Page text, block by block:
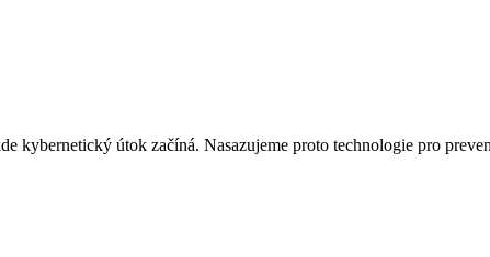
kybernetický útok začíná. Nasazujeme proto technologie pro